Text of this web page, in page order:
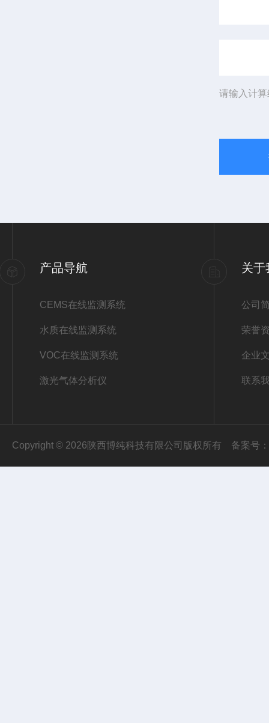
请输入计
产品导航
CEMS在线监测系统
水质在线监测系统
VOC在线监测系统
激光气体分析仪
关于
公司
荣誉
企业
联系
Copyright © 2026陕西博纯科技有限公司版权所有 备案号